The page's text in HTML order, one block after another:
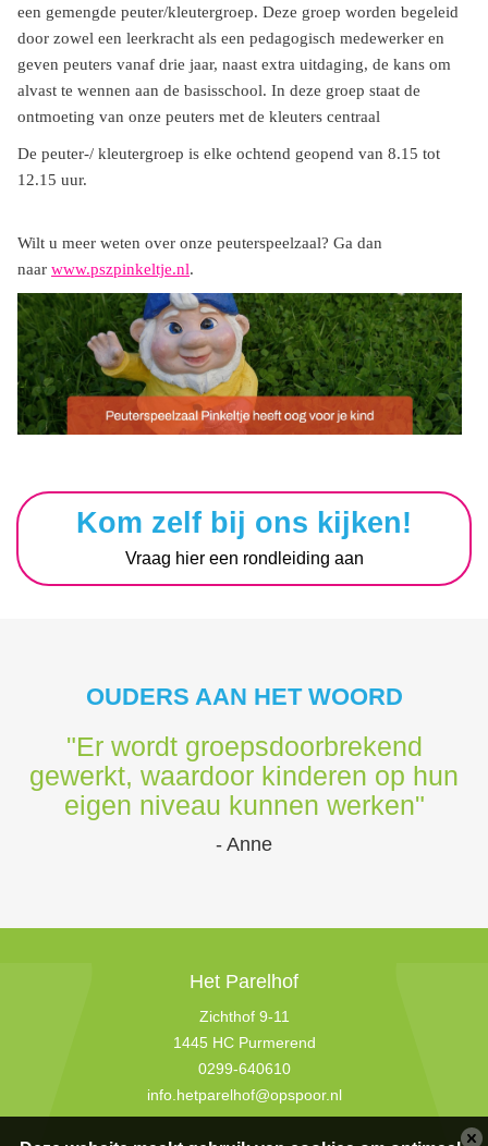
een gemengde peuter/kleutergroep. Deze groep worden begeleid
door zowel een leerkracht als een pedagogisch medewerker en
geven peuters vanaf drie jaar, naast extra uitdaging, de kans om
alvast te wennen aan de basisschool. In deze groep staat de
ontmoeting van onze peuters met de kleuters centraal
De peuter-/ kleutergroep is elke ochtend geopend van 8.15 tot
12.15 uur.
Wilt u meer weten over onze peuterspeelzaal? Ga dan
naar www.pszpinkeltje.nl.
Kom zelf bij ons kijken!
Vraag hier een rondleiding aan
OUDERS AAN HET WOORD
"Er wordt groepsdoorbrekend
gewerkt, waardoor kinderen op hun
eigen niveau kunnen werken"
- Anne
Het Parelhof
Zichthof 9-11
1445 HC Purmerend
0299-640610
info.hetparelhof@opspoor.nl